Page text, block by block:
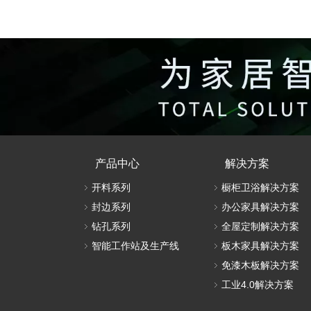
产品中心
开料系列
封边系列
钻孔系列
智能工作站及生产线
解决方案
橱柜卫浴解决方案
办公家具解决方案
全屋定制解决方案
板木家具解决方案
免漆木板解决方案
工业4.0解决方案